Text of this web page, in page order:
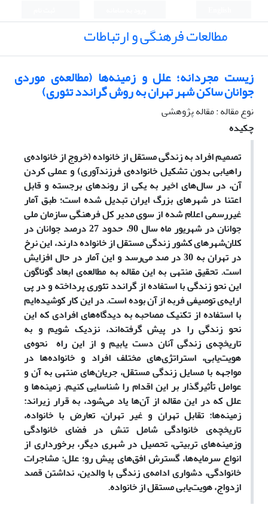
مطالعات فرهنگی و ارتباطات
زیست مجردانه؛ علل و زمینه‌ها (مطالعه‌ی موردی
جوانان ساکن شهر تهران به روش گراندد تئوری)
نوع مقاله : مقاله پژوهشی
چکیده
تصمیم افراد به زندگی مستقل از خانواده (خروج از خانواده‌ی
راهیابی بدون تشکیل خانواده‌ی فرزندآوری) و عملی کردن
آن، در سال‌های اخیر به یکی از روندهای برجسته و قابل
اعتنا در شهرهای بزرگ ایران تبدیل شده است؛ طبق آمار
غیررسمی اعلام شده از سوی مدیر کل فرهنگی سازمان ملی
جوانان در شهریور ماه سال 90، حدود 27 درصد جوانان در
کلان‌شهرهای کشور زندگی مستقل از خانواده دارند، این نرخ
در تهران به 30 در صد می‌رسد و این آمار در حال افزایش
است. تحقیق منتهی به این مقاله به مطالعه‌ی ابعاد گوناگون
این نحو زندگی با استفاده از گراندد تئوری پرداخته و در پی
ارایه‌ی توصیفی فربه از آن بوده است. در این کار کوشیده‌ایم
با استفاده از تکنیک مصاحبه به دیدگاه‌های افرادی که این
نحو زندگی را در پیش گرفته‌اند، نزدیک شویم و به
تاریخچه‌ی زندگی آنان دست یابیم و از این راه نحوه‌ی
هویت‌یابی، استراتژی‌های مختلف افراد و خانواده‌ها در
مواجهه با مسایل زندگی مستقل، جریان‌های منتهی به آن و
عوامل تأثیرگذار بر این اقدام را شناسایی کنیم. زمینه‌ها و
علل که در این مقاله از آن‌ها یاد می‌شود، به قرار زیراند:
زمینه‌ها: تقابل تهران و غیر تهران، تعارض با خانواده،
تاریخچه‌ی خانوادگی شامل تنش در فضای خانوادگی
وزمینه‌های تربیتی، تحصیل در شهری دیگر، برخورداری از
انواع سرمایه‌ها، گسترش افق‌های پیش رو؛ علل: مشاجرات
خانوادگی، دشواری ادامه‌ی زندگی با والدین، نداشتن قصد
ازدواج، هویت‌یابی مستقل از خانواده.